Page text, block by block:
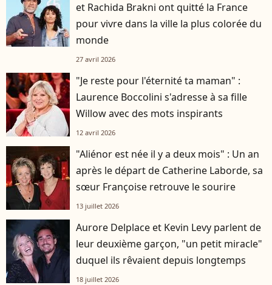
et Rachida Brakni ont quitté la France
pour vivre dans la ville la plus colorée du
monde
27 avril 2026
"Je reste pour l'éternité ta maman" :
Laurence Boccolini s'adresse à sa fille
Willow avec des mots inspirants
12 avril 2026
"Aliénor est née il y a deux mois" : Un an
après le départ de Catherine Laborde, sa
sœur Françoise retrouve le sourire
13 juillet 2026
Aurore Delplace et Kevin Levy parlent de
leur deuxième garçon, "un petit miracle"
duquel ils rêvaient depuis longtemps
18 juillet 2026